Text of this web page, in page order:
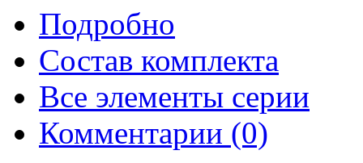
Подробно
Состав комплекта
Все элементы серии
Комментарии (0)